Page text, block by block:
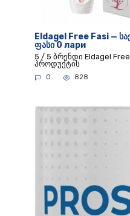
Eldagel Free Fasi —
ფასი 0 лари
5 / 5 ბრენდი Eldagel
პროდუქტის
0 828